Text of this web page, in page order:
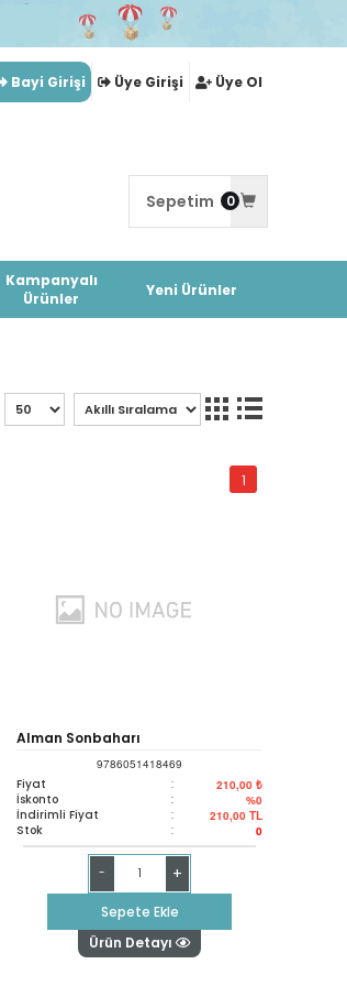
Bayi Girişi Üye Girişi Üye Ol
Sepetim 0
Kampanyalı
Ürünler
Yeni Ürünler
1
Alman Sonbaharı
9786051418469
Fiyat : 210,00 ₺
İskonto : %0
İndirimli Fiyat : 210,00 TL
Stok : 0
- +
Sepete Ekle
Ürün Detayı